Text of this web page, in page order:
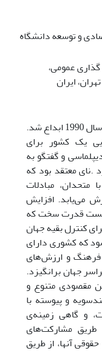
و توسعه دانشگاه
عمومی،
ایران
اصطلاح قدرت نرم توسط جوزف نای در سال 1990 ابداع شد.
یک کشور برای
و گفتگو به
.نای معتقد بود که
متحدان، مبادلات
می‌یابد. افزایش
قدرت سخت که
کنترل بقیه جهان
که کشوری دارای
فرهنگ و ارزش‌های
جهان برانگیزد.
مقصودی متنوع و
و پیوسته با
و گاهی زمینه‌ی
مشارکت‌های
آنها، از طریق